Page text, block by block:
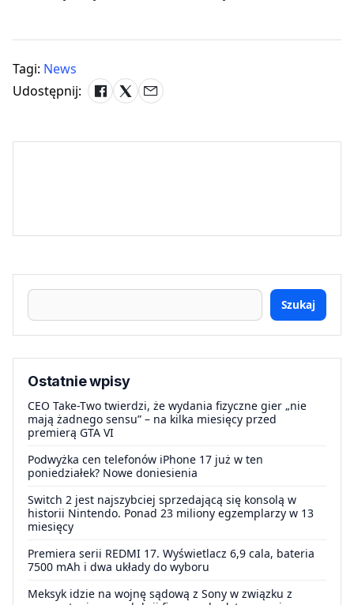
Tagi: News
Udostępnij:
Szukaj
Ostatnie wpisy
CEO Take-Two twierdzi, że wydania fizyczne gier „nie
mają żadnego sensu” – na kilka miesięcy przed
premierą GTA VI
Podwyżka cen telefonów iPhone 17 już w ten
poniedziałek? Nowe doniesienia
Switch 2 jest najszybciej sprzedającą się konsolą w
historii Nintendo. Ponad 23 miliony egzemplarzy w 13
miesięcy
Premiera serii REDMI 17. Wyświetlacz 6,9 cala, bateria
7500 mAh i dwa układy do wyboru
Meksyk idzie na wojnę sądową z Sony w związku z